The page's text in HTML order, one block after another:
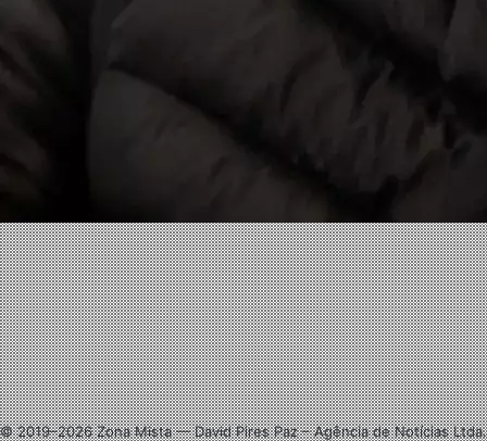
Facebook
X
Linkedin
Instagram
© 2019–2026 Zona Mista — David Pires Paz – Agência de Notícias Ltda.